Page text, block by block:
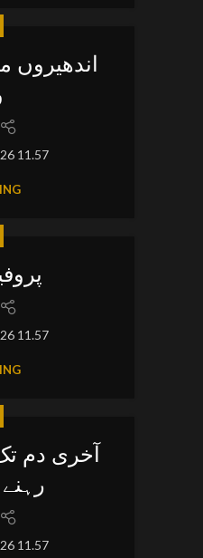
اندھیروں
11.57
11.57
آخری دم
11.57